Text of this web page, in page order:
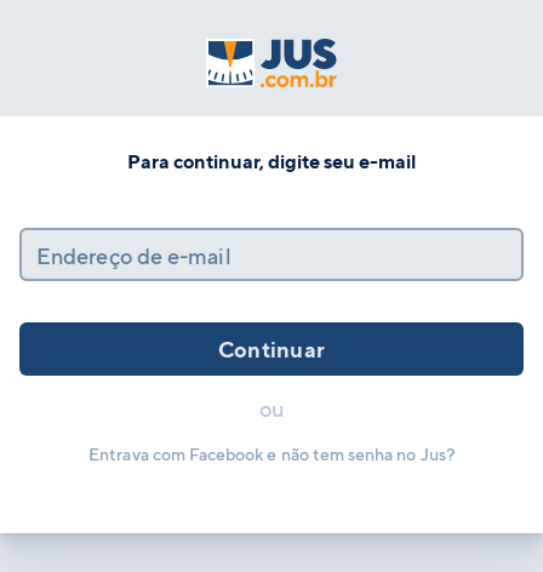
Para continuar, digite seu e-mail
Endereço de e-mail
Continuar
ou
Entrava com Facebook e não tem senha no Jus?